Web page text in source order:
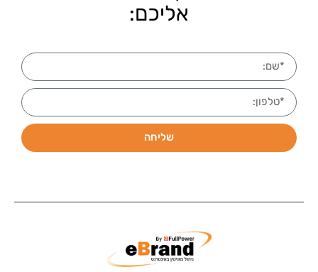
אליכם:
שליחה